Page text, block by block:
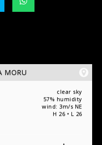
MORU
clear sky
57% humidity
wind: 3m/s NE
H 26 • L 26